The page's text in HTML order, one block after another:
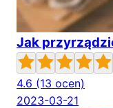
Jak
4.6 (13 ocen)
2023-03-21